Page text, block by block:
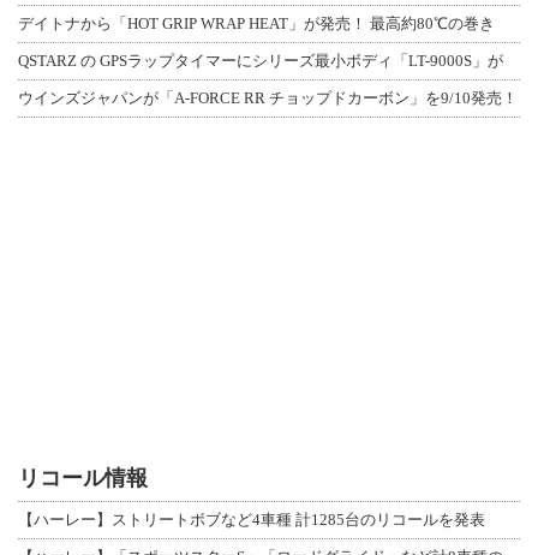
デイトナから「HOT GRIP WRAP HEAT」が発売！ 最高約80℃の巻き
QSTARZ の GPSラップタイマーにシリーズ最小ボディ「LT-9000S」が
ウインズジャパンが「A-FORCE RR チョップドカーボン」を9/10発売！
リコール情報
【ハーレー】ストリートボブなど4車種 計1285台のリコールを発表